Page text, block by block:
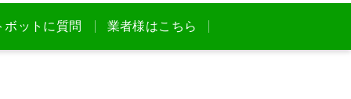
ボットに質問 業者様はこちら